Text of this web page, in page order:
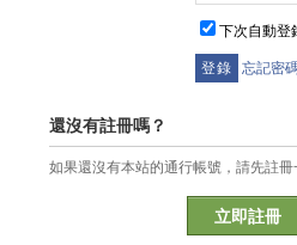
下次自動登
忘記密
還沒有註冊嗎？
如果還沒有本站的通行帳號，請先註冊
立即註冊